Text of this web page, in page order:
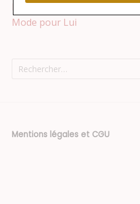
Mode pour Elle
Mode pour Lui
Rechercher :
Mentions légales et CGU